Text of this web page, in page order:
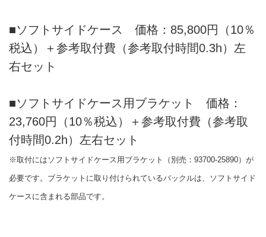
■ソフトサイドケース 価格：85,800円（10％
税込）＋参考取付費（参考取付時間0.3h）左
右セット
■ソフトサイドケース用ブラケット 価格：
23,760円（10％税込）＋参考取付費（参考取
付時間0.2h）左右セット
※取付にはソフトサイドケース用ブラケット（別売：93700-25890）が
必要です。ブラケットに取り付けられているバックルは、ソフトサイド
ケースに含まれる部品です。